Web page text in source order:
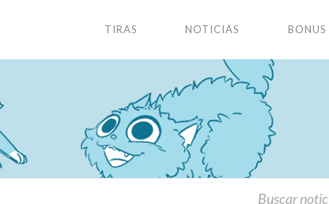
TIRAS NOTICIAS BONUS